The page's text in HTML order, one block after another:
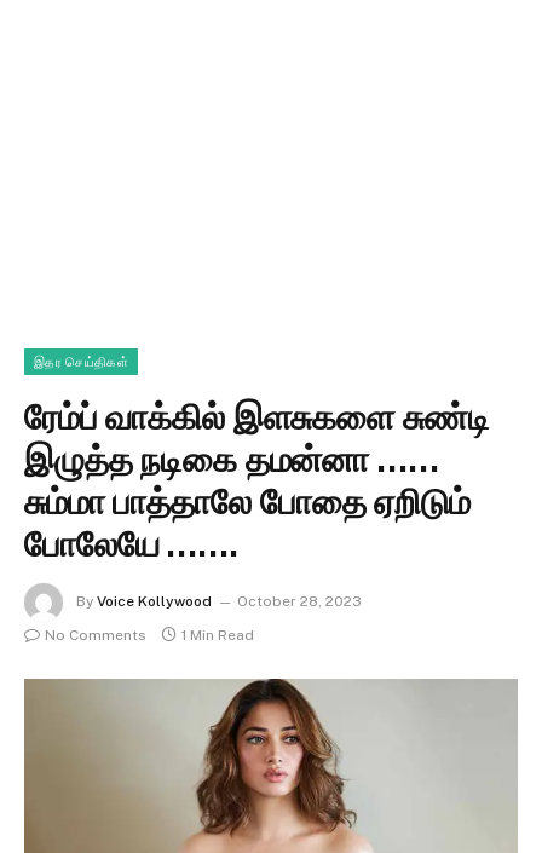
இதர செய்திகள்
ரேம்ப் வாக்கில் இளசுகளை சுண்டி
இழுத்த நடிகை தமன்னா ……
சும்மா பாத்தாலே போதை ஏறிடும்
போலேயே …….
By Voice Kollywood
October 28, 2023
No Comments
1 Min Read